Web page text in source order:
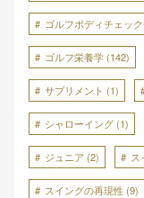
ゴルフボディチェック
ゴルフ栄養学 (142)
サプリメント (1)
シャローイング (1)
ジュニア (2) ス
スイングの再現性 (9)